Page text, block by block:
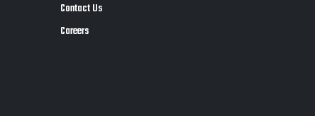
Contact Us
Careers